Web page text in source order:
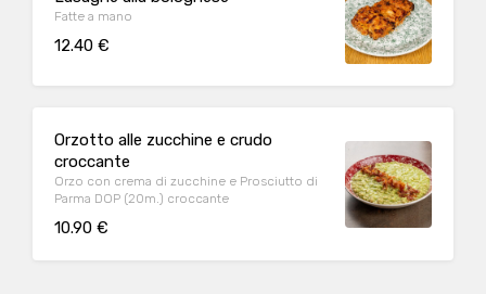
Fatte a mano
12.40 €
Orzotto alle zucchine e crudo
croccante
Orzo con crema di zucchine e Prosciutto di
Parma DOP (20m.) croccante
10.90 €